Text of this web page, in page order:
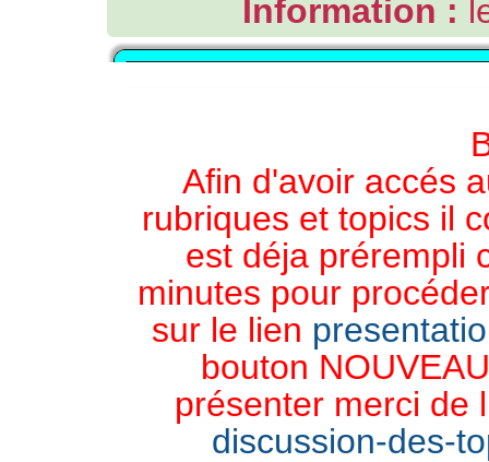
Information :
Afin d'avoir accés
rubriques et topics il
est déja prérempli
minutes pour
sur le lien
bouton
présenter merci de
discussion-des-